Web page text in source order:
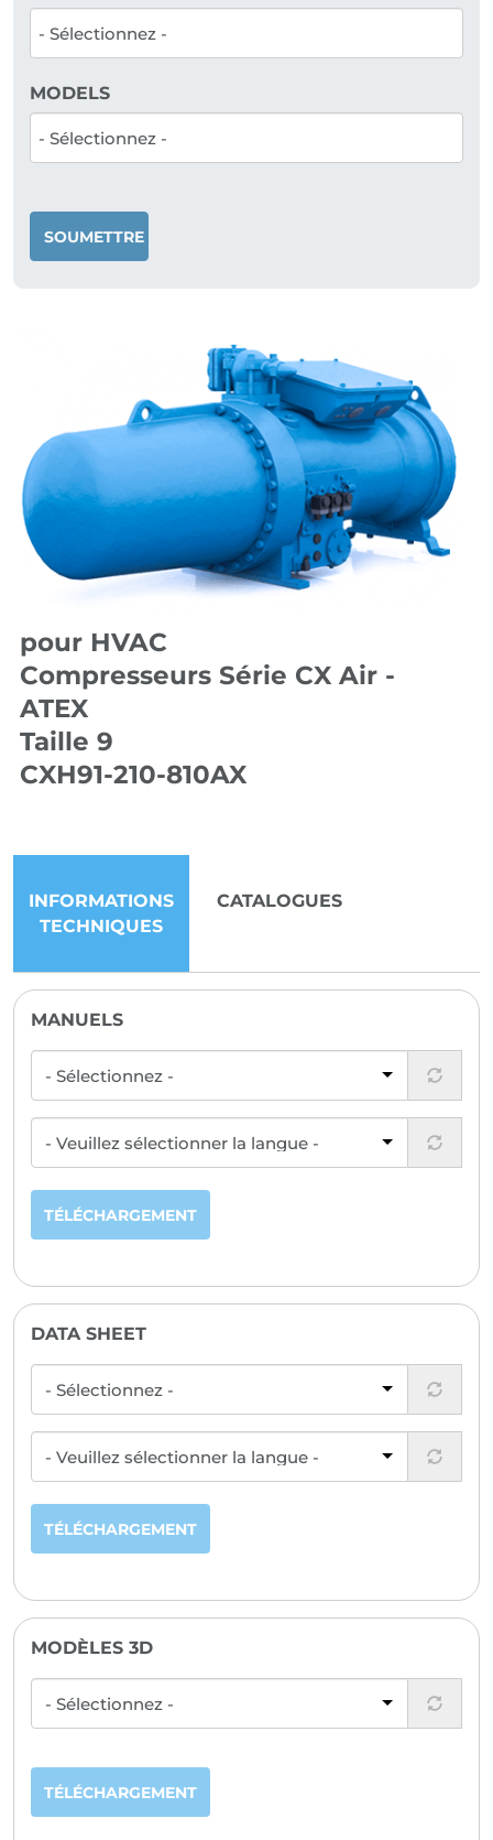
pour HVAC
Compresseurs Série CX Air -
ATEX
Taille 9
CXH91-210-810AX
INFORMATIONS
TECHNIQUES
CATALOGUES
MANUELS
TÉLÉCHARGEMENT
DATA SHEET
TÉLÉCHARGEMENT
MODÈLES 3D
TÉLÉCHARGEMENT
MODELS
SOUMETTRE